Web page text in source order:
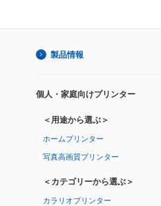
製品情報
個人・家庭向けプリンター
＜用途から選ぶ＞
ホームプリンター
写真高画質プリンター
＜カテゴリーから選ぶ＞
カラリオプリンター